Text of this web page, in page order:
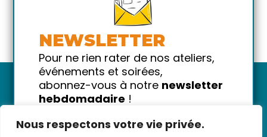
Nous respectons votre vie privée.
NEWSLETTER
Pour ne rien rater de nos ateliers,
événements et soirées,
abonnez-vous à notre newsletter
hebdomadaire !
!